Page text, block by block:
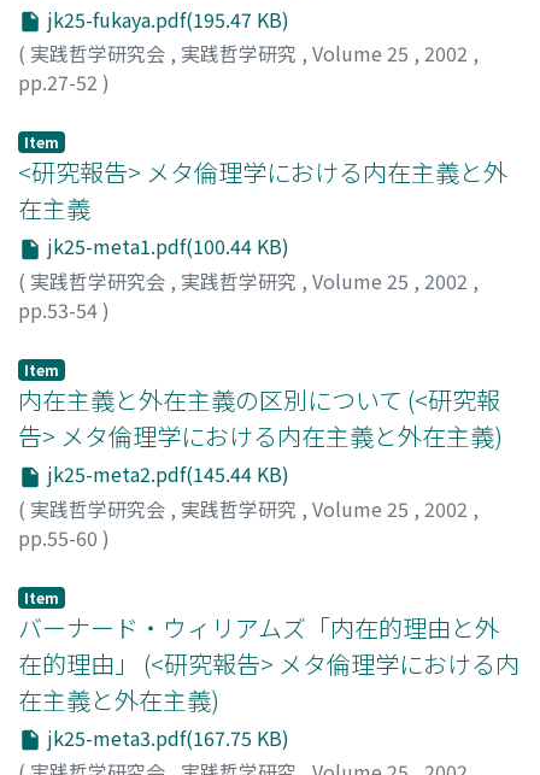
jk25-fukaya.pdf(195.47 KB)
( 実践哲学研究会 , 実践哲学研究 , Volume 25 , 2002 ,
pp.27-52 )
Item
<研究報告> メタ倫理学における内在主義と外
在主義
jk25-meta1.pdf(100.44 KB)
( 実践哲学研究会 , 実践哲学研究 , Volume 25 , 2002 ,
pp.53-54)
Item
内在主義と外在主義の区別について (<研究報
告> メタ倫理学における内在主義と外在主義)
jk25-meta2.pdf(145.44 KB)
( 実践哲学研究会 , 実践哲学研究 , Volume 25 , 2002 ,
pp.55-60 )
カンザキ, ノブツグ
Item
バーナード・ウィリアムズ「内在的理由と外
在的理由」 (<研究報告> メタ倫理学における内
在主義と外在主義)
jk25-meta3.pdf(167.75 KB)